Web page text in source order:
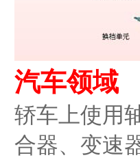
汽车领域
轿车上使用
合器、变速